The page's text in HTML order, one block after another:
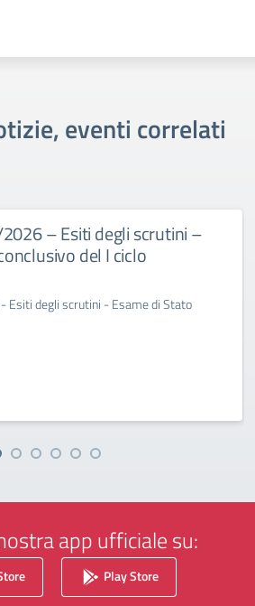
eventi correlati
– Esiti degli scrutini –
del I ciclo
Esiti degli scrutini - Esame di Stato
app ufficiale su:
Play Store